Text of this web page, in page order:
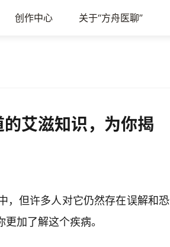
创作中心 关于“方舟医聊”
艾滋知识，为你揭
，但许多人对它仍然存在误解和恐
加了解这个疾病。